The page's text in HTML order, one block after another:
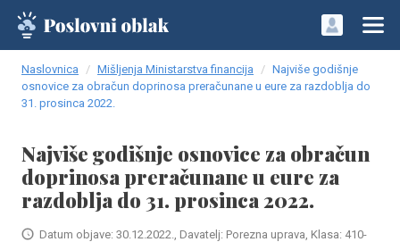
Naslovnica Mišljenja Ministarstva financija
Najviše godišnje
osnovice za obračun doprinosa preračunane u eure za razdoblja do
31. prosinca 2022.
Najviše godišnje osnovice za obračun
doprinosa preračunane u eure za
razdoblja do 31. prosinca 2022.
Datum objave: 30.12.2022., Davatelj: Porezna uprava, Klasa: 410-